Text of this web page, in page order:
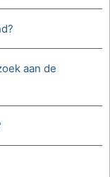
aan de